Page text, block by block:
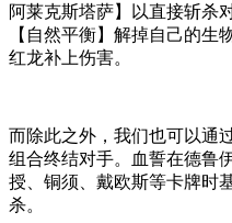
阿莱克斯塔萨】以直接斩杀
【自然平衡】解掉自己的生
红龙补上伤害。
而除此之外，我们也可以通
组合终结对手。血誓在德鲁
授、铜须、戴欧斯等卡牌时
杀。